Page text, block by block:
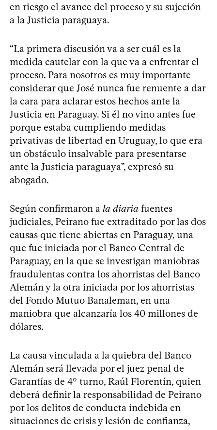
en riesgo el avance del proceso y su sujeción
a la Justicia paraguaya.
“La primera discusión va a ser cuál es la
medida cautelar con la que va a enfrentar el
proceso. Para nosotros es muy importante
considerar que José nunca fue renuente a dar
la cara para aclarar estos hechos ante la
Justicia en Paraguay. Si él no vino antes fue
porque estaba cumpliendo medidas
privativas de libertad en Uruguay, lo que era
un obstáculo insalvable para presentarse
ante la Justicia paraguaya”, expresó su
abogado.
Según confirmaron a la diaria fuentes
judiciales, Peirano fue extraditado por las dos
causas que tiene abiertas en Paraguay, una
que fue iniciada por el Banco Central de
Paraguay, en la que se investigan maniobras
fraudulentas contra los ahorristas del Banco
Alemán y la otra iniciada por los ahorristas
del Fondo Mutuo Banaleman, en una
maniobra que alcanzaría los 40 millones de
dólares.
La causa vinculada a la quiebra del Banco
Alemán será llevada por el juez penal de
Garantías de 4° turno, Raúl Florentín, quien
deberá definir la responsabilidad de Peirano
por los delitos de conducta indebida en
situaciones de crisis y lesión de confianza,